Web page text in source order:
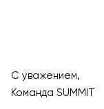
С уважением,
Команда SUMMIT